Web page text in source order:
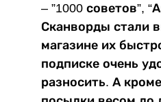
– ”1000 советов”,
Сканворды стали
магазине их
подписке очень
разносить. А